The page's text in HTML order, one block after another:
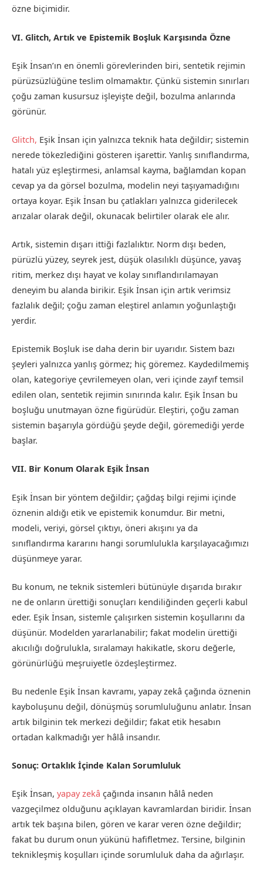
özne biçimidir.
VI. Glitch, Artık ve Epistemik Boşluk Karşısında Özne
Eşik İnsan’ın en önemli görevlerinden biri, sentetik rejimin
pürüzsüzlüğüne teslim olmamaktır. Çünkü sistemin sınırları
çoğu zaman kusursuz işleyişte değil, bozulma anlarında
görünür.
Glitch, Eşik İnsan için yalnızca teknik hata değildir; sistemin
nerede tökezlediğini gösteren işarettir. Yanlış sınıflandırma,
hatalı yüz eşleştirmesi, anlamsal kayma, bağlamdan kopan
cevap ya da görsel bozulma, modelin neyi taşıyamadığını
ortaya koyar. Eşik İnsan bu çatlakları yalnızca giderilecek
arızalar olarak değil, okunacak belirtiler olarak ele alır.
Artık, sistemin dışarı ittiği fazlalıktır. Norm dışı beden,
pürüzlü yüzey, seyrek jest, düşük olasılıklı düşünce, yavaş
ritim, merkez dışı hayat ve kolay sınıflandırılamayan
deneyim bu alanda birikir. Eşik İnsan için artık verimsiz
fazlalık değil; çoğu zaman eleştirel anlamın yoğunlaştığı
yerdir.
Epistemik Boşluk ise daha derin bir uyarıdır. Sistem bazı
şeyleri yalnızca yanlış görmez; hiç göremez. Kaydedilmemiş
olan, kategoriye çevrilemeyen olan, veri içinde zayıf temsil
edilen olan, sentetik rejimin sınırında kalır. Eşik İnsan bu
boşluğu unutmayan özne figürüdür. Eleştiri, çoğu zaman
sistemin başarıyla gördüğü şeyde değil, göremediği yerde
başlar.
VII. Bir Konum Olarak Eşik İnsan
Eşik İnsan bir yöntem değildir; çağdaş bilgi rejimi içinde
öznenin aldığı etik ve epistemik konumdur. Bir metni,
modeli, veriyi, görsel çıktıyı, öneri akışını ya da
sınıflandırma kararını hangi sorumlulukla karşılayacağımızı
düşünmeye yarar.
Bu konum, ne teknik sistemleri bütünüyle dışarıda bırakır
ne de onların ürettiği sonuçları kendiliğinden geçerli kabul
eder. Eşik İnsan, sistemle çalışırken sistemin koşullarını da
düşünür. Modelden yararlanabilir; fakat modelin ürettiği
akıcılığı doğrulukla, sıralamayı hakikatle, skoru değerle,
görünürlüğü meşruiyetle özdeşleştirmez.
Bu nedenle Eşik İnsan kavramı, yapay zekâ çağında öznenin
kayboluşunu değil, dönüşmüş sorumluluğunu anlatır. İnsan
artık bilginin tek merkezi değildir; fakat etik hesabın
ortadan kalkmadığı yer hâlâ insandır.
Sonuç: Ortaklık İçinde Kalan Sorumluluk
Eşik İnsan, yapay zekâ çağında insanın hâlâ neden
vazgeçilmez olduğunu açıklayan kavramlardan biridir. İnsan
artık tek başına bilen, gören ve karar veren özne değildir;
fakat bu durum onun yükünü hafifletmez. Tersine, bilginin
teknikleşmiş koşulları içinde sorumluluk daha da ağırlaşır.